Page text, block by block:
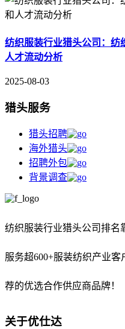
纺织服装行业猎头公司：纺
人才流动分析
2025-08-03
猎头服务
猎头招聘
海外猎头
招聘外包
背景调查
纺织服装行业猎头公司排名
服务超600+服装纺织产业
荐的优选合作供应商品牌！
关于优仕达